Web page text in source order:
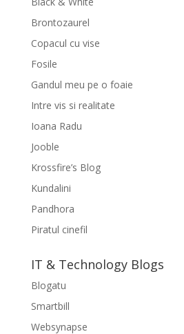
Brontozaurel
Copacul cu vise
Fosile
Gandul meu pe o foaie
Intre vis si realitate
Ioana Radu
Jooble
Krossfire’s Blog
Kundalini
Pandhora
Piratul cinefil
IT & Technology Blogs
Blogatu
Smartbill
Websynapse